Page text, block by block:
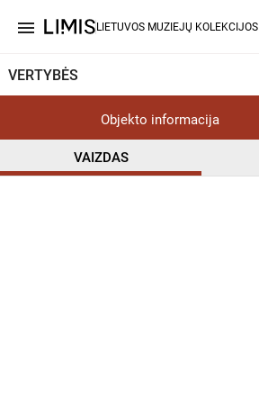
menu LIETUVOS MUZIEJŲ KOLEKCIJOS
VERTYBĖS
Objekto informacija
VAIZDAS
help_outline